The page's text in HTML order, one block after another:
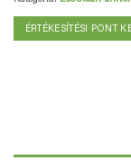
ÉRTÉKESÍTÉSI PONT